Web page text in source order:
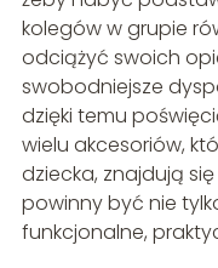
kolegów w grupie
odciążyć swoich
swobodniejsze
dzięki temu
wielu akcesoriów,
dziecka, znajdują
powinny być nie
funkcjonalne,